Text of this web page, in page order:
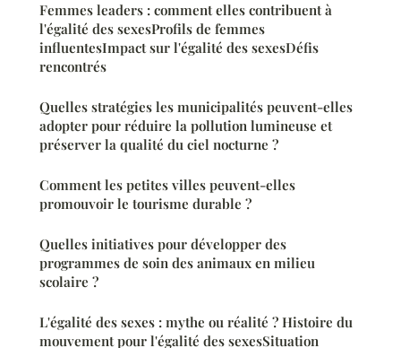
Femmes leaders : comment elles contribuent à
l'égalité des sexesProfils de femmes
influentesImpact sur l'égalité des sexesDéfis
rencontrés
Quelles stratégies les municipalités peuvent-elles
adopter pour réduire la pollution lumineuse et
préserver la qualité du ciel nocturne ?
Comment les petites villes peuvent-elles
promouvoir le tourisme durable ?
Quelles initiatives pour développer des
programmes de soin des animaux en milieu
scolaire ?
L'égalité des sexes : mythe ou réalité ? Histoire du
mouvement pour l'égalité des sexesSituation